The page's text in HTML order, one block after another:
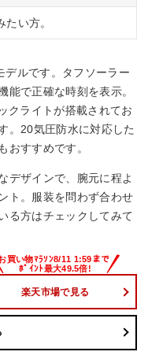
い方。
デルです。タフソーラー
能で正確な時刻を表示。
クライトが搭載されてお
。20気圧防水に対応した
おすすめです。
デザインで、腕元に程よ
ト。服装を問わず合わせ
る方はチェックしてみて
楽天市場で見る